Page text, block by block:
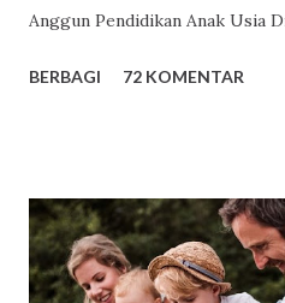
Anggun Pendidikan Anak Usia
http://
Usia Dini” Ketentuan Lomba
Cerita rakyat fokus pada
Moral dan Bahasa. Sasaran
BERBAGI 72 KOMENTAR